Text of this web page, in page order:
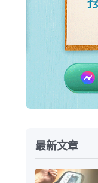
最新文章